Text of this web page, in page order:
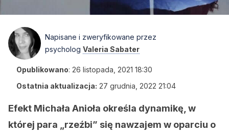
Napisane i zweryfikowane przez
psycholog Valeria Sabater
Opublikowano: 26 listopada, 2021 18:30
Ostatnia aktualizacja: 27 grudnia, 2022 21:04
Efekt Michała Anioła określa dynamikę, w
której para „rzeźbi” się nawzajem w oparciu o